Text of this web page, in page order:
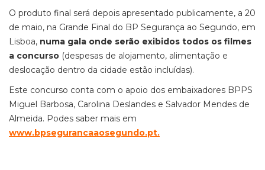
O produto final será depois apresentado publicamente, a 20
de maio, na Grande Final do BP Segurança ao Segundo, em
Lisboa, numa gala onde serão exibidos todos os filmes
a concurso (despesas de alojamento, alimentação e
deslocação dentro da cidade estão incluídas).
Este concurso conta com o apoio dos embaixadores BPPS
Miguel Barbosa, Carolina Deslandes e Salvador Mendes de
Almeida. Podes saber mais em
www.bpsegurancaaosegundo.pt.